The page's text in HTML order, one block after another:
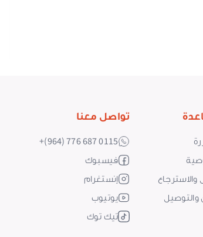
تواصل معنا
+(964) 776 687 0115
فيسبوك
إنستغرام
يوتيوب
تيك توك